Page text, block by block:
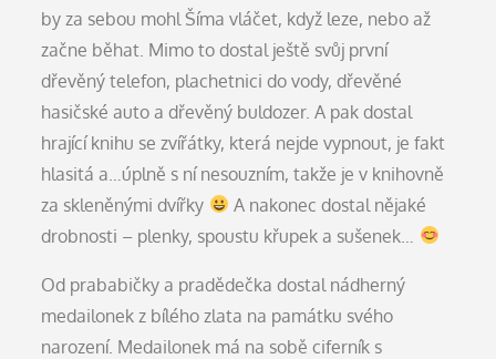
by za sebou mohl Šíma vláčet, když leze, nebo až
začne běhat. Mimo to dostal ještě svůj první
dřevěný telefon, plachetnici do vody, dřevěné
hasičské auto a dřevěný buldozer. A pak dostal
hrající knihu se zvířátky, která nejde vypnout, je fakt
hlasitá a…úplně s ní nesouzním, takže je v knihovně
za skleněnými dvířky
A nakonec dostal nějaké
drobnosti – plenky, spoustu křupek a sušenek…
Od prababičky a pradědečka dostal nádherný
medailonek z bílého zlata na památku svého
narození. Medailonek má na sobě ciferník s